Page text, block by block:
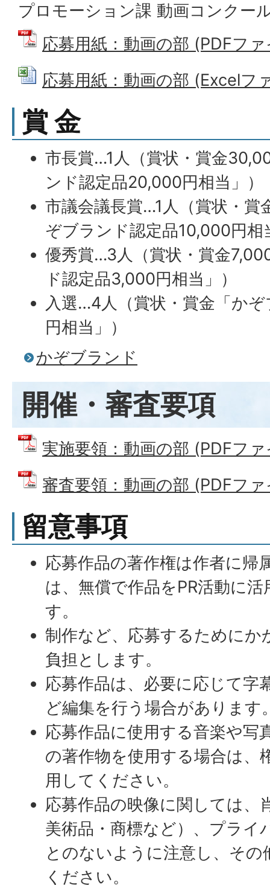
プロモーション課 動画コンクー
応募用紙：動画の部 (PDFフ
応募用紙：動画の部 (Excelフ
賞 金
市長賞…1人（賞状・賞金
ンド認定品20,000円相当」）
市議会議長賞…1人（賞状・賞
ぞブランド認定品10,000円相
優秀賞…3人（賞状・賞金
ド認定品3,000円相当」）
入選…4人（賞状・賞金「か
円相当」）
かぞブランド
開催・審査要項
実施要領：動画の部 (PDFフ
審査要領：動画の部 (PDFフ
留意事項
応募作品の著作権は作者に帰
は、無償で作品をPR活動に
す。
制作など、応募するためにか
負担とします。
応募作品は、必要に応じて字
ど編集を行う場合があります
応募作品に使用する音楽や写
の著作物を使用する場合は、
用してください。
応募作品の映像に関しては、
美術品・商標など）、プライ
とのないように注意し、その
ください。